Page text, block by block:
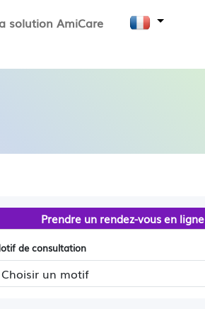
solution AmiCare
Prendre un rendez-vous en ligne
de consultation